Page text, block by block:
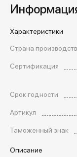
Характеристики
Страна
Сертификация
Срок годности
Артикул
Таможенный знак
Описание